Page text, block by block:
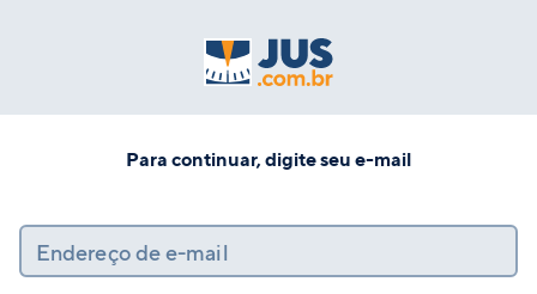
Para continuar, digite seu e-mail
Endereço de e-mail